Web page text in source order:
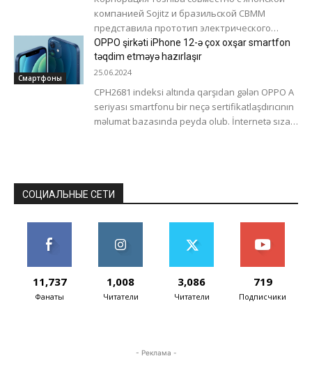
компанией Sojitz и бразильской CBMM
представила прототип электрического
автобуса, работающего от аккумуляторов
SCiB Nb следующего поколения. В новых
литий-ионных аккумуляторах...
Смартфоны
OPPO şirkəti iPhone 12-ə çox oxşar smartfon
təqdim etməyə hazırlaşır
25.06.2024
CPH2681 indeksi altında qarşıdan gələn OPPO A
seriyası smartfonu bir neçə sertifikatlaşdırıcının
məlumat bazasında peyda olub. İnternetə sızan
СОЦИАЛЬНЫЕ СЕТИ
11,737
Фанаты
1,008
Читатели
3,086
Читатели
719
Подписчики
- Реклама -